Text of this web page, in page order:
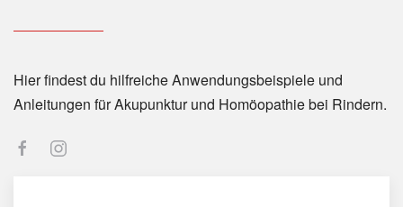
Hier findest du hilfreiche Anwendungsbeispiele und
Anleitungen für Akupunktur und Homöopathie bei Rindern.